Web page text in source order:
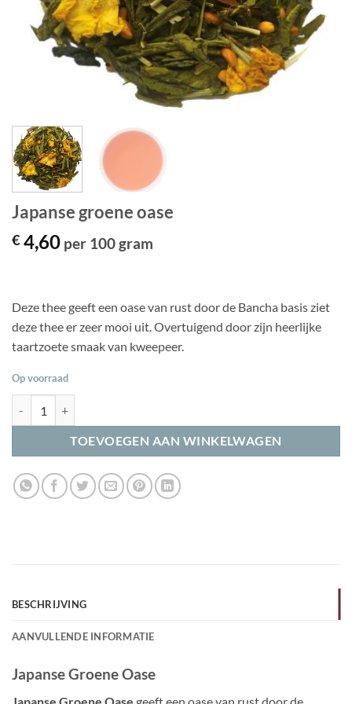
Japanse groene oase
€ 4,60 per 100 gram
Deze thee geeft een oase van rust door de Bancha basis ziet
deze thee er zeer mooi uit. Overtuigend door zijn heerlijke
taartzoete smaak van kweepeer.
Op voorraad
TOEVOEGEN AAN WINKELWAGEN
BESCHRIJVING
AANVULLENDE INFORMATIE
Japanse Groene Oase